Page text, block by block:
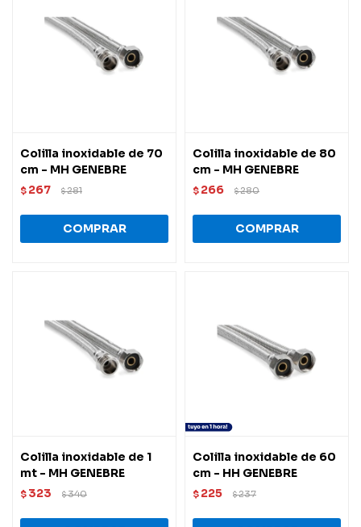
Colilla inoxidable de 70
cm - MH GENEBRE
$ 267 $281
Colilla inoxidable de 80
cm - MH GENEBRE
$ 266 $280
Colilla inoxidable de 1
mt - MH GENEBRE
$ 323 $340
Colilla inoxidable de 60
cm - HH GENEBRE
$ 225 $237